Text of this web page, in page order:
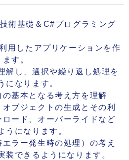
術基礎＆C#プログラミング
用したアプリケーションを作
す。
解し、選択や繰り返し処理を
になります。
の基本となる考え方を理解
ブジェクトの生成とその利
ード、オーバーライドなど
うになります。
エラー発生時の処理）の考え
装できるようになります。